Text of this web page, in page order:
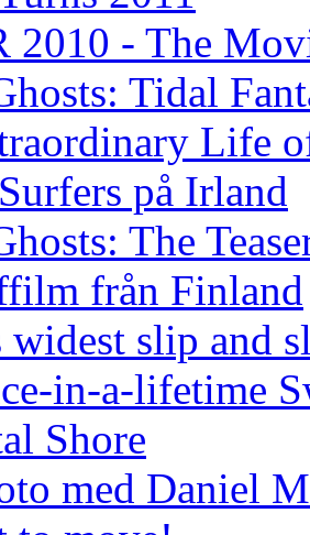
2010 - The
Tidal
Life
på Irland
The
från Finland
widest slip and
in-a-lifetime
Shore
med Daniel